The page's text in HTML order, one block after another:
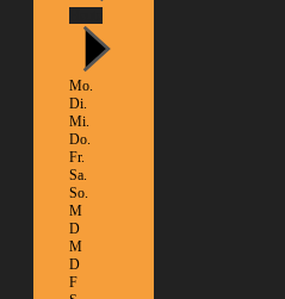
Mo.
Di.
Mi.
Do.
Fr.
Sa.
So.
M
D
M
D
F